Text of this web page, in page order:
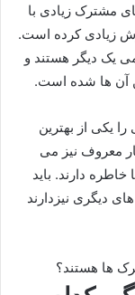
مشترک زیادی با
زیادی کرده است.
یک دیگر هستند و
آن ها شده است.
یکی از بهترین
معروف نیز می
دارند. باید
دیگری نیزدارند